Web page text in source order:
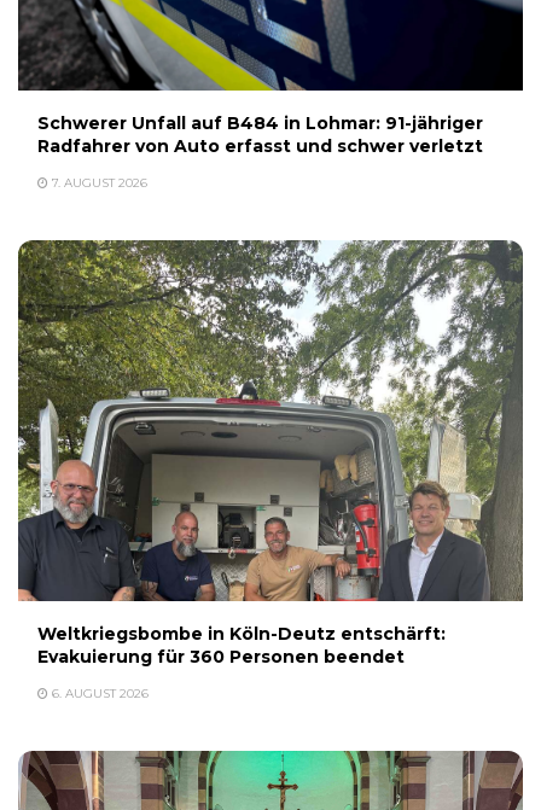
Schwerer Unfall auf B484 in Lohmar: 91-jähriger
Radfahrer von Auto erfasst und schwer verletzt
7. AUGUST 2026
Weltkriegsbombe in Köln-Deutz entschärft:
Evakuierung für 360 Personen beendet
6. AUGUST 2026